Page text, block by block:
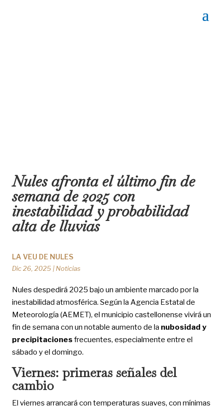
Nules afronta el último fin de
semana de 2025 con
inestabilidad y probabilidad
alta de lluvias
LA VEU DE NULES
Dic 26, 2025 | Noticias
Nules despedirá 2025 bajo un ambiente marcado por la
inestabilidad atmosférica. Según la Agencia Estatal de
Meteorología (AEMET), el municipio castellonense vivirá un
fin de semana con un notable aumento de la nubosidad y
precipitaciones frecuentes, especialmente entre el
sábado y el domingo.
Viernes: primeras señales del
cambio
El viernes arrancará con temperaturas suaves, con mínimas